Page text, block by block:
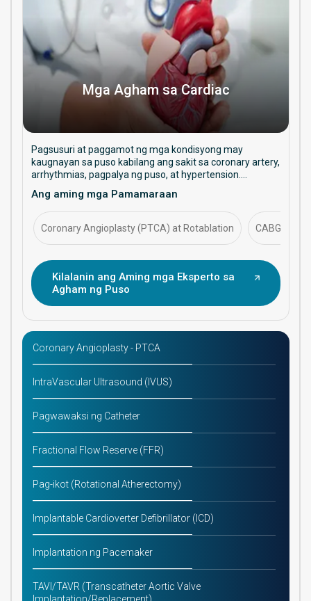
Mga Agham sa Cardiac
Pagsusuri at paggamot ng mga kondisyong may
kaugnayan sa puso kabilang ang sakit sa coronary artery,
arrhythmias, pagpalya ng puso, at hypertension.
pamamaraang interventional, at pangmatagalang
pamamahala sa kalusugan ng puso.
Ang aming mga Pamamaraan
Coronary Angioplasty (PTCA) at Rotablation CABG
Kilalanin ang Aming mga Eksperto sa
Agham ng Puso
Coronary Angioplasty - PTCA
IntraVascular Ultrasound (IVUS)
Pagwawaksi ng Catheter
Fractional Flow Reserve (FFR)
Pag-ikot (Rotational Atherectomy)
Implantable Cardioverter Defibrillator (ICD)
Implantation ng Pacemaker
TAVI/TAVR (Transcatheter Aortic Valve